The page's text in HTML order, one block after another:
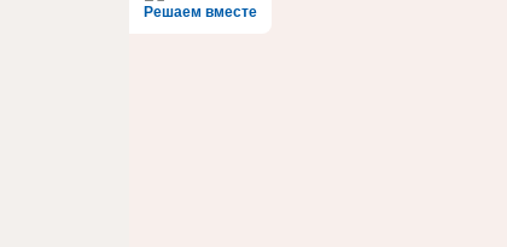
Решаем вместе